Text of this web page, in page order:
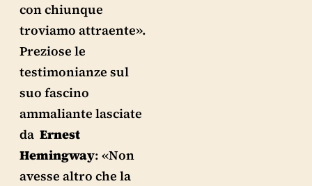
con chiunque
troviamo attraente».
Preziose le
testimonianze sul
suo fascino
ammaliante lasciate
da Ernest
Hemingway: «Non
avesse altro che la